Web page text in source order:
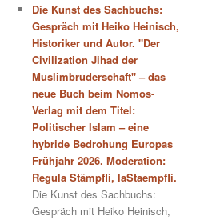
Die Kunst des Sachbuchs:
Gespräch mit Heiko Heinisch,
Historiker und Autor. "Der
Civilization Jihad der
Muslimbruderschaft" – das
neue Buch beim Nomos-
Verlag mit dem Titel:
Politischer Islam – eine
hybride Bedrohung Europas
Frühjahr 2026. Moderation:
Regula Stämpfli, laStaempfli.
Die Kunst des Sachbuchs:
Gespräch mit Heiko Heinisch,